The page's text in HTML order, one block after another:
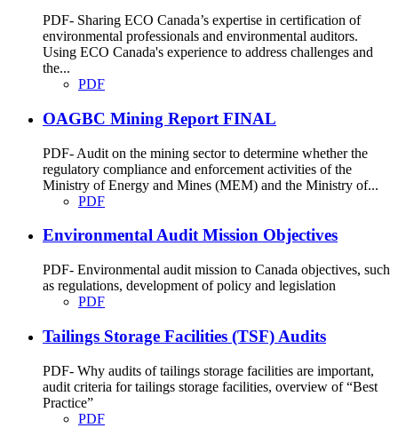
PDF- Sharing ECO Canada’s expertise in certification of
environmental professionals and environmental auditors.
Using ECO Canada's experience to address challenges and
the...
PDF
OAGBC Mining Report FINAL
PDF- Audit on the mining sector to determine whether the
regulatory compliance and enforcement activities of the
Ministry of Energy and Mines (MEM) and the Ministry of...
PDF
Environmental Audit Mission Objectives
PDF- Environmental audit mission to Canada objectives, such
as regulations, development of policy and legislation
PDF
Tailings Storage Facilities (TSF) Audits
PDF- Why audits of tailings storage facilities are important,
audit criteria for tailings storage facilities, overview of “Best
Practice”
PDF